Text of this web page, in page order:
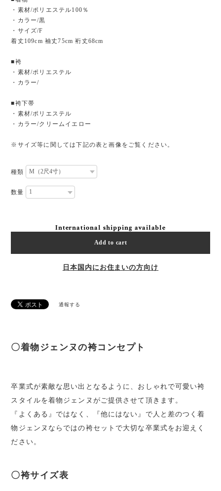
・素材/ポリエステル100％
・カラー/黒
・サイズ/F
着丈109cm 袖丈75cm 裄丈68cm
■袴
・素材/ポリエステル
・カラー/
■袴下帯
・素材/ポリエステル
・カラー/クリームイエロー
※サイズ等に関しては下記の表と画像をご覧ください。
種類
数量
International shipping available
Add to cart
日本国内にお住まいの方向け
通報する
〇着物ジェンヌの袴コンセプト
卒業式が素敵な思い出となるように、おしゃれで可愛い袴
スタイルを着物ジェンヌがご提供させて頂きます。
『よくある』ではなく、『他にはない』で人と差のつく着
物ジェンヌならではの袴セットで大切な卒業式をお迎えく
ださい。
〇袴サイズ表